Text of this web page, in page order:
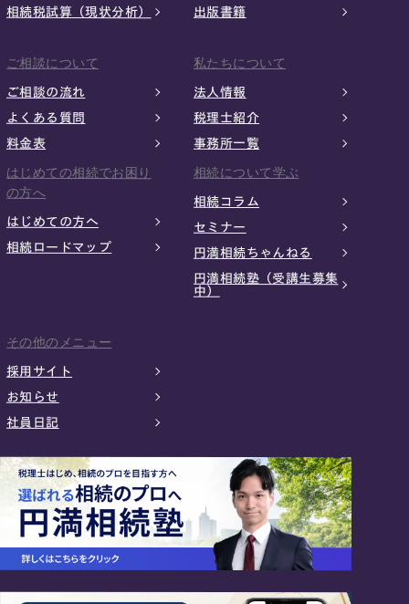
相続税試算（現状分析） 出版書籍
ご相談について
ご相談の流れ
よくある質問
料金表
私たちについて
法人情報
税理士紹介
事務所一覧
はじめての相続でお困り
の方へ
はじめての方へ
相続ロードマップ
相続について学ぶ
相続コラム
セミナー
円満相続ちゃんねる
円満相続塾（受講生募集
中）
その他のメニュー
採用サイト
お知らせ
社員日記